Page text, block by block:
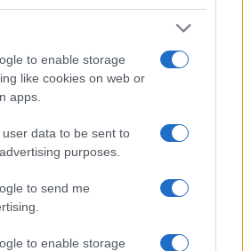
to enable storage
like cookies on web or
apps.
data to be sent to
purposes.
to send me
to enable storage